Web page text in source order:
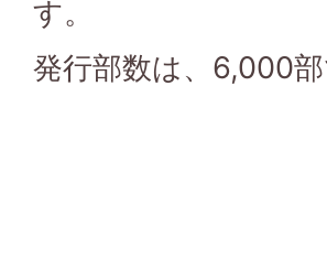
す。
発行部数は、6,000部